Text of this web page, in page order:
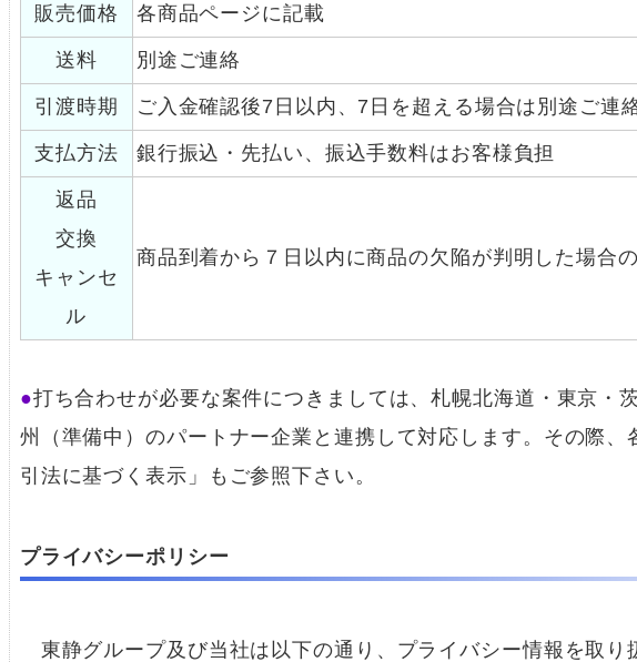
販売価格 各商品ページに記載
送料 別途ご連絡
引渡時期 ご入金確認後7日以内、7日を超える場合は別途ご連
支払方法 銀行振込・先払い、振込手数料はお客様負担
返品
交換
キャンセ
ル
商品到着から７日以内に商品の欠陥が判明した場合
打ち合わせが必要な案件につきましては、札幌北海道・東京・
州（準備中）のパートナー企業と連携して対応します。その際、
引法に基づく表示」もご参照下さい。
プライバシーポリシー
東静グループ及び当社は以下の通り、プライバシー情報を取り